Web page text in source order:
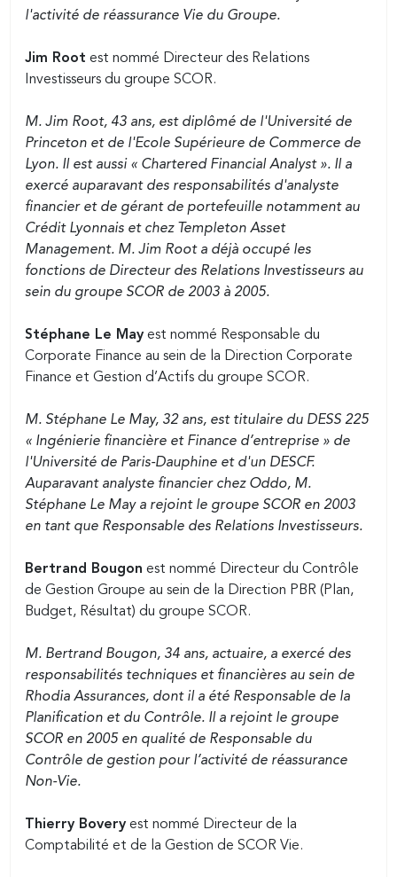
l'activité de réassurance Vie du Groupe.
Jim Root est nommé Directeur des Relations
Investisseurs du groupe SCOR.
M. Jim Root, 43 ans, est diplômé de l'Université de
Princeton et de l'Ecole Supérieure de Commerce de
Lyon. Il est aussi « Chartered Financial Analyst ». Il a
exercé auparavant des responsabilités d'analyste
financier et de gérant de portefeuille notamment au
Crédit Lyonnais et chez Templeton Asset
Management. M. Jim Root a déjà occupé les
fonctions de Directeur des Relations Investisseurs au
sein du groupe SCOR de 2003 à 2005.
Stéphane Le May est nommé Responsable du
Corporate Finance au sein de la Direction Corporate
Finance et Gestion d’Actifs du groupe SCOR.
M. Stéphane Le May, 32 ans, est titulaire du DESS 225
« Ingénierie financière et Finance d’entreprise » de
l'Université de Paris-Dauphine et d'un DESCF.
Auparavant analyste financier chez Oddo, M.
Stéphane Le May a rejoint le groupe SCOR en 2003
en tant que Responsable des Relations Investisseurs.
Bertrand Bougon est nommé Directeur du Contrôle
de Gestion Groupe au sein de la Direction PBR (Plan,
Budget, Résultat) du groupe SCOR.
M. Bertrand Bougon, 34 ans, actuaire, a exercé des
responsabilités techniques et financières au sein de
Rhodia Assurances, dont il a été Responsable de la
Planification et du Contrôle. Il a rejoint le groupe
SCOR en 2005 en qualité de Responsable du
Contrôle de gestion pour l’activité de réassurance
Non-Vie.
Thierry Bovery est nommé Directeur de la
Comptabilité et de la Gestion de SCOR Vie.